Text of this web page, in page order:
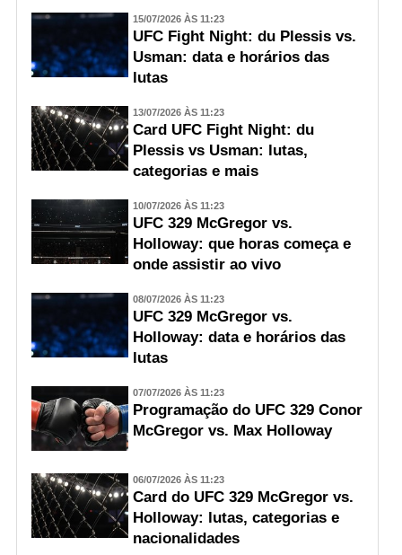
15/07/2026 ÀS 11:23
UFC Fight Night: du Plessis vs.
Usman: data e horários das
lutas
13/07/2026 ÀS 11:23
Card UFC Fight Night: du
Plessis vs Usman: lutas,
categorias e mais
10/07/2026 ÀS 11:23
UFC 329 McGregor vs.
Holloway: que horas começa e
onde assistir ao vivo
08/07/2026 ÀS 11:23
UFC 329 McGregor vs.
Holloway: data e horários das
lutas
07/07/2026 ÀS 11:23
Programação do UFC 329 Conor
McGregor vs. Max Holloway
06/07/2026 ÀS 11:23
Card do UFC 329 McGregor vs.
Holloway: lutas, categorias e
nacionalidades